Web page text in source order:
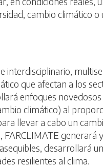
cambio climático o
interdisciplinario,
que afectan a los
enfoques
climático) al
llevar a cabo un
generará
desarrollará
resilientes al clima.